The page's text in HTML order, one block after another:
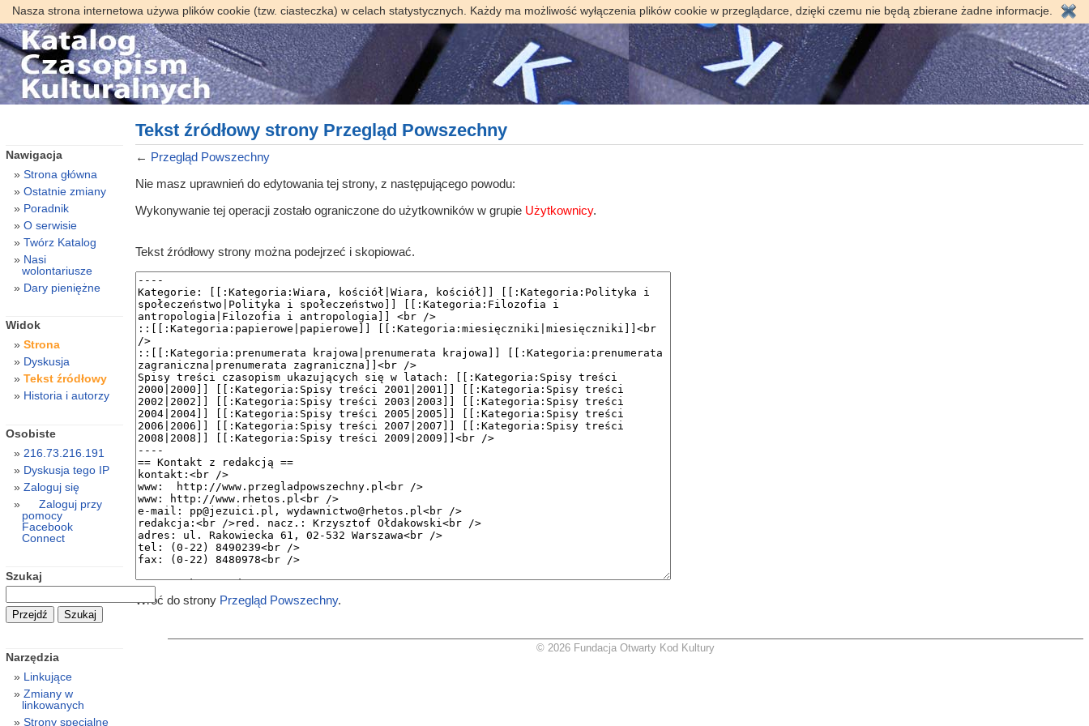
Nasza strona internetowa używa plików cookie (tzw. ciasteczka) w celach statystycznych. Każdy ma możliwość wyłączenia plików cookie w przeglądarce, dzięki czemu nie będą zbierane żadne informacje.
Tekst źródłowy strony Przegląd Powszechny
← Przegląd Powszechny
Nie masz uprawnień do edytowania tej strony, z następującego powodu:
Wykonywanie tej operacji zostało ograniczone do użytkowników w grupie Użytkownicy.
Tekst źródłowy strony można podejrzeć i skopiować.
Wróć do strony Przegląd Powszechny.
Nawigacja
Strona główna
Ostatnie zmiany
Poradnik
O serwisie
Twórz Katalog
Nasi
wolontariusze
Dary pieniężne
Widok
Strona
Dyskusja
Tekst źródłowy
Historia i autorzy
Osobiste
216.73.216.191
Dyskusja tego IP
Zaloguj się
Zaloguj przy
pomocy
Facebook
Connect
Szukaj
Narzędzia
Linkujące
Zmiany w
linkowanych
Strony specjalne
© 2026 Fundacja Otwarty Kod Kultury